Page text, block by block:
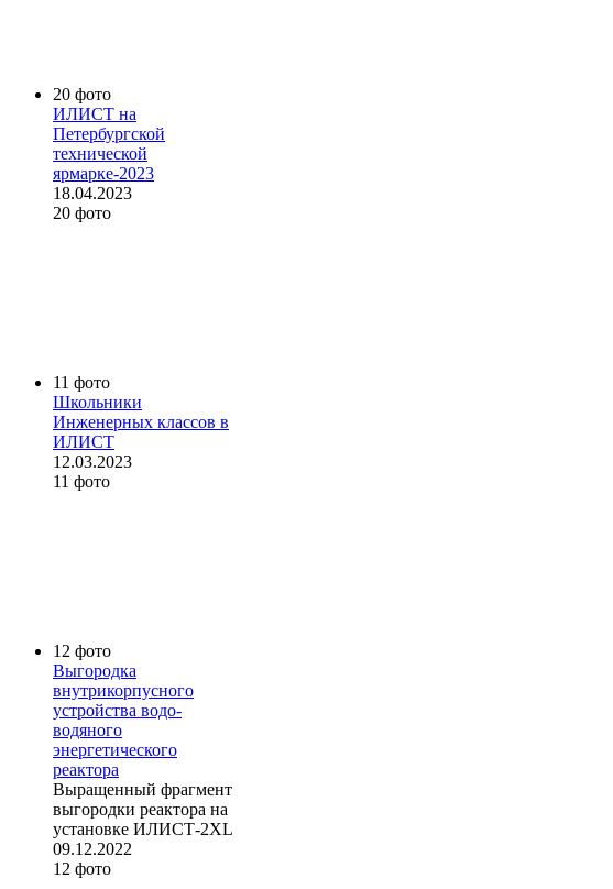
20 фото
ИЛИСТ на
Петербургской
технической
ярмарке-2023
18.04.2023
20 фото
11 фото
Школьники
Инженерных классов в
ИЛИСТ
12.03.2023
11 фото
12 фото
Выгородка
внутрикорпусного
устройства водо-
водяного
энергетического
реактора
Выращенный фрагмент
выгородки реактора на
установке ИЛИСТ-2XL
09.12.2022
12 фото